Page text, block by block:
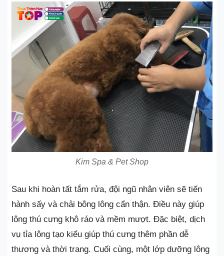
Kim Spa & Pet Shop
Sau khi hoàn tất tắm rửa, đội ngũ nhân viên sẽ tiến
hành sấy và chải bông lông cẩn thận. Điều này giúp
lông thú cưng khô ráo và mềm mượt. Đặc biệt, dịch
vụ tỉa lông tạo kiểu giúp thú cưng thêm phần dễ
thương và thời trang. Cuối cùng, một lớp dưỡng lông